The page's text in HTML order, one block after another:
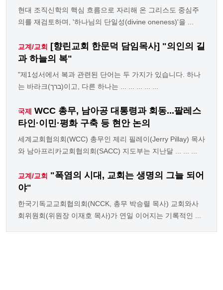
현대 조직신학의 핵심 흐름으로 자리해 온 그리스도 중심주
의를 재검토하며, '하나님의 단일성(divine oneness)'을 ...
교계/교회
[향린교회 한문덕 담임목사] "의인의 길
과 하늘의 복"
"제1성서에서 복과 관련된 단어는 두 가지가 있습니다. 하나
는 바라크(ברך)이고, 다른 하나는 ... ... ... ... ...
국제 WCC 총무, 남아공 대통령과 회동...팔레스
타인·이민·평화 구축 등 현안 논의
세계교회협의회(WCC) 총무인 제리 필레이(Jerry Pillay) 목사
와 남아프리카교회협의회(SACC) 지도부는 지난달 ... ... ...
교계/교회 "폭염의 시대, 교회는 생명의 그늘 되어
야"
한국기독교교회협의회(NCCK, 총무 박승렬 목사) 교회와사
회위원회(위원장 이재호 목사)가 연일 이어지는 기록적인 ...